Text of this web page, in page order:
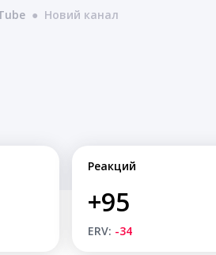
● Новий канал
Реакций
+95
ERV: -34